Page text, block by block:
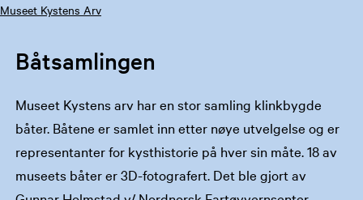
Museet Kystens Arv
Båtsamlingen
Museet Kystens arv har en stor samling klinkbygde
båter. Båtene er samlet inn etter nøye utvelgelse og er
representanter for kysthistorie på hver sin måte. 18 av
museets båter er 3D-fotografert. Det ble gjort av